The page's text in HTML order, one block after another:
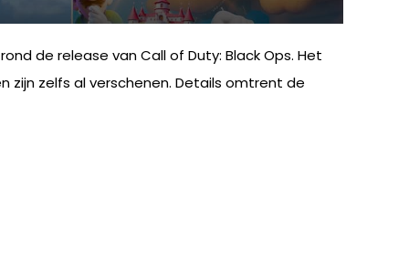
de release van Call of Duty: Black Ops. Het
zijn zelfs al verschenen. Details omtrent de